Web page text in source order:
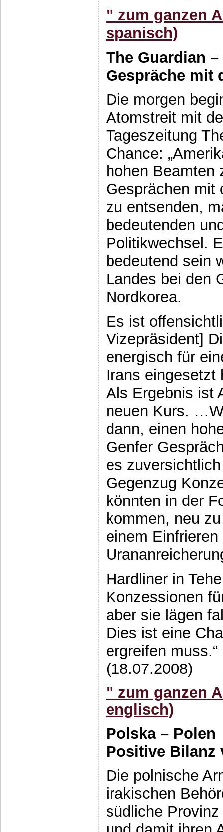
" zum ganzen
spanisch)
The Guardian
Gespräche mit
Die morgen
Atomstreit mit
Tageszeitung
Chance:
hohen Beamten
Gesprächen mit
zu entsenden,
bedeutenden
Politikwechsel.
bedeutend sein
Landes bei den
Nordkorea.
Es ist
Vizepräsident]
energisch für
Irans eingesetzt
Als Ergebnis ist
neuen Kurs.
dann, einen
Genfer
es
Gegenzug
könnten in der
kommen, neu
einem
Hardliner in
Konzessionen
aber sie lägen
Dies ist eine
ergreifen muss.“
(18.07.2008)
" zum ganzen
englisch)
Polska – Polen
Positive Bilanz
Die polnische
irakischen
südliche